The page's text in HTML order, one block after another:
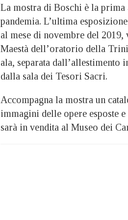
La mostra di Boschi è la
pandemia. L’ultima
al mese di novembre del
Maestà dell’oratorio della
ala, separata
dalla sala dei Tesori Sacri.
Accompagna la mostra un
immagini delle opere esposte
sarà in vendita al Museo dei